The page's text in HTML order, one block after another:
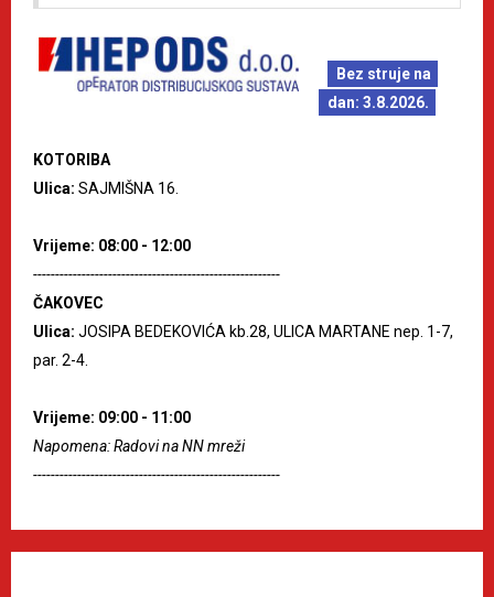
Bez struje na
dan: 3.8.2026.
KOTORIBA
Ulica: SAJMIŠNA 16.
Vrijeme: 08:00 - 12:00
--------------------------------------------------------
ČAKOVEC
Ulica: JOSIPA BEDEKOVIĆA kb.28, ULICA MARTANE nep. 1-7,
par. 2-4.
Vrijeme: 09:00 - 11:00
Napomena: Radovi na NN mreži
--------------------------------------------------------